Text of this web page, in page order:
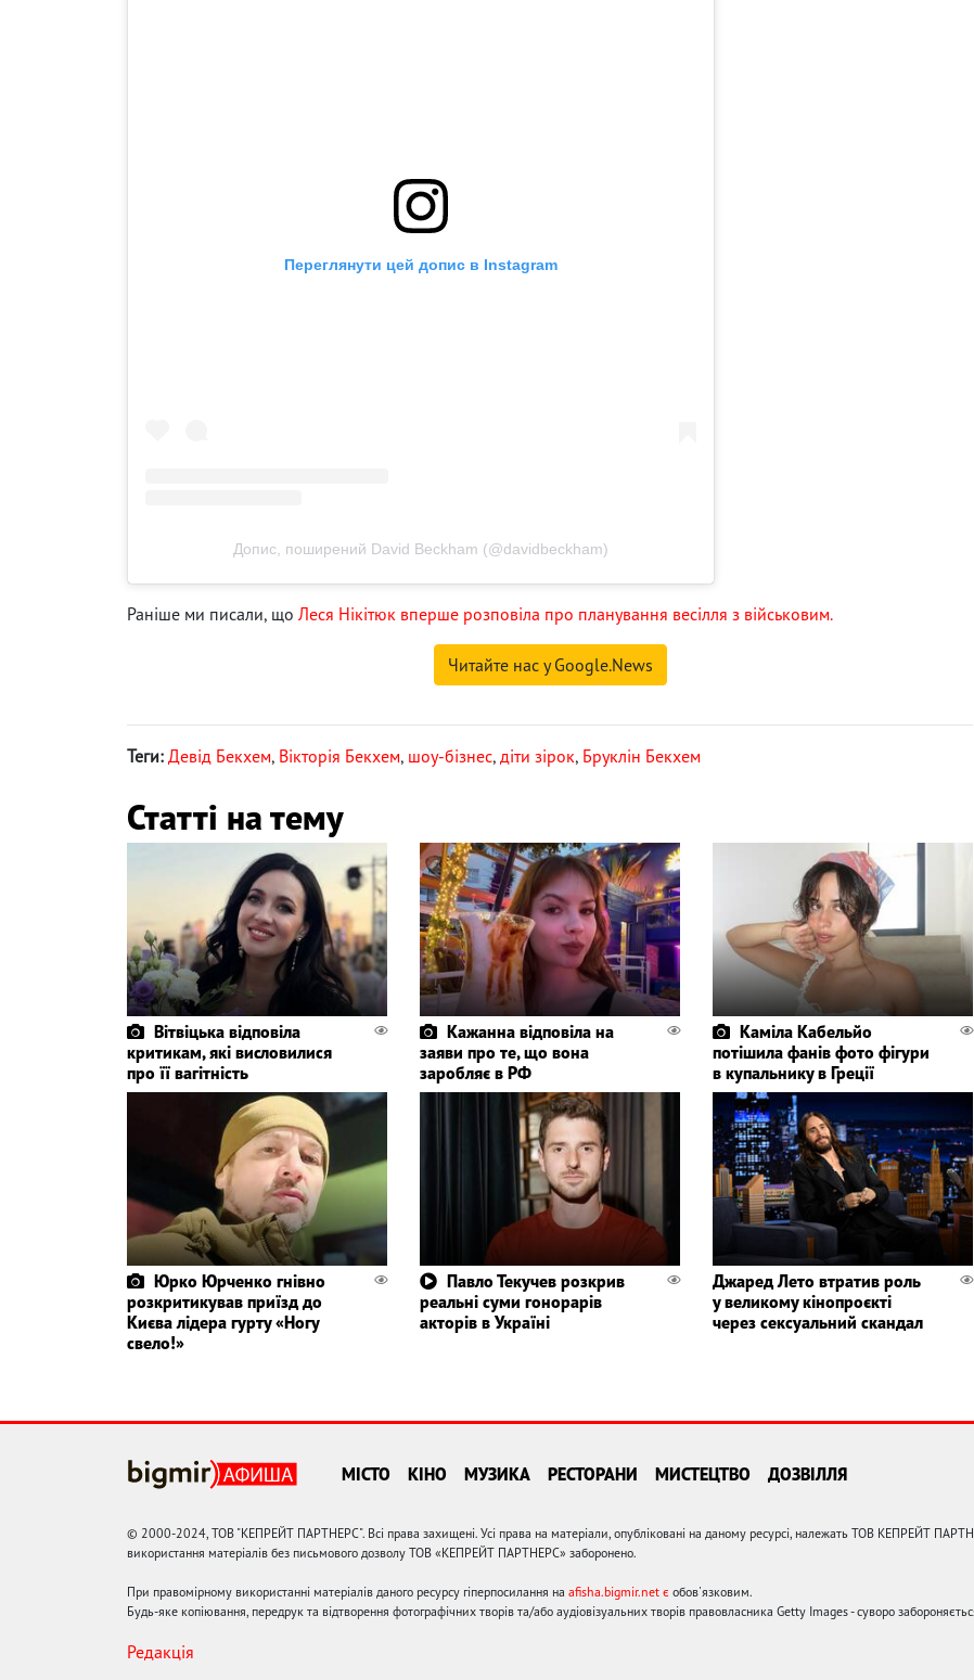
Переглянути цей допис в Instagram
Допис, поширений David Beckham (@davidbeckham)
Раніше ми писали, що Леся Нікітюк вперше розповіла про планування весілля з військовим.
Читайте нас у Google.News
Теги: Девід Бекхем, Вікторія Бекхем, шоу-бізнес, діти зірок, Бруклін Бекхем
Статті на тему
Вітвіцька відповіла
критикам, які висловилися
про її вагітність
Кажанна відповіла на
заяви про те, що вона
заробляє в РФ
Каміла Кабельйо
потішила фанів фото фігури
в купальнику в Греції
Юрко Юрченко гнівно
розкритикував приїзд до
Києва лідера гурту «Ногу
свело!»
Павло Текучев розкрив
реальні суми гонорарів
акторів в Україні
Джаред Лето втратив роль
у великому кінопроєкті
через сексуальний скандал
МІСТО КІНО МУЗИКА РЕСТОРАНИ МИСТЕЦТВО ДОЗВІЛЛЯ
© 2000-2024, ТОВ "КЕПРЕЙТ ПАРТНЕРС". Всі права захищені. Усі права на матеріали, опубліковані на даному ресурсі, належать ТОВ КЕПРЕЙТ
використання матеріалів без письмового дозволу ТОВ «КЕПРЕЙТ ПАРТНЕРС» заборонено.
При правомірному використанні матеріалів даного ресурсу гіперпосилання на afisha.bigmir.net є обов'язковим.
Будь-яке копіювання, передрук та відтворення фотографічних творів та/або аудіовізуальних творів правовласника Getty Images - суворо
Редакція